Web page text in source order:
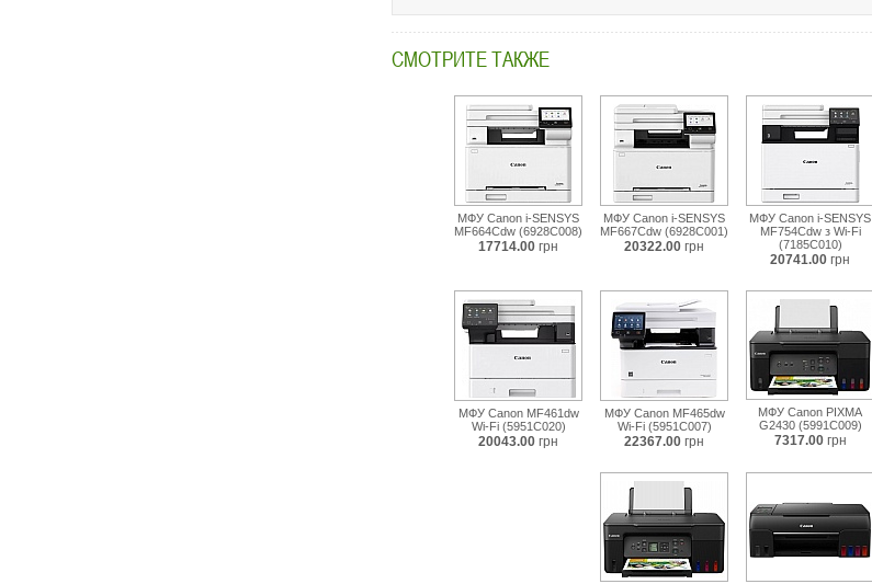
СМОТРИТЕ ТАКЖЕ
МФУ Canon i-SENSYS
MF664Cdw (6928C008)
17714.00 грн
МФУ Canon i-SENSYS
MF667Cdw (6928C001)
20322.00 грн
МФУ Canon i-SENSYS
MF754Cdw з Wi-Fi
(7185С010)
20741.00 грн
МФУ Canon MF461dw
Wi-Fi (5951C020)
20043.00 грн
МФУ Canon MF465dw
Wi-Fi (5951C007)
22367.00 грн
МФУ Canon PIXMA
G2430 (5991C009)
7317.00 грн